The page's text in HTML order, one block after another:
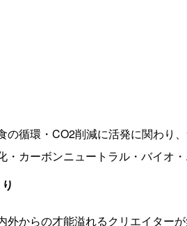
の循環・CO2削減に活発に関わり
・カーボンニュートラル・バイオ
外からの才能溢れるクリエイター